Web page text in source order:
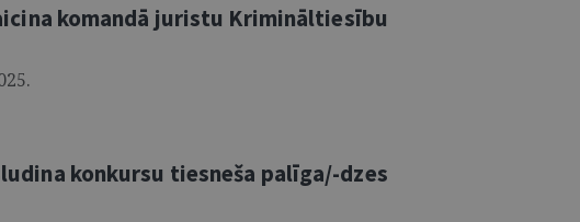
komandā juristu Krimināltiesību
konkursu tiesneša palīga/-dzes